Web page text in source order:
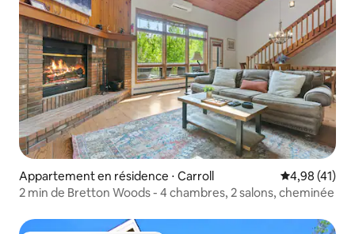
Appartement en résidence ⋅ Carroll Évaluation
4,98 (41)
2 min de Bretton Woods - 4 chambres, 2 salons, cheminée